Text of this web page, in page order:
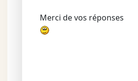
Merci de vos réponses